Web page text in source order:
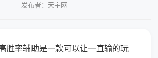
发布者：天宇网
胜率辅助是一款可以让一直输的玩